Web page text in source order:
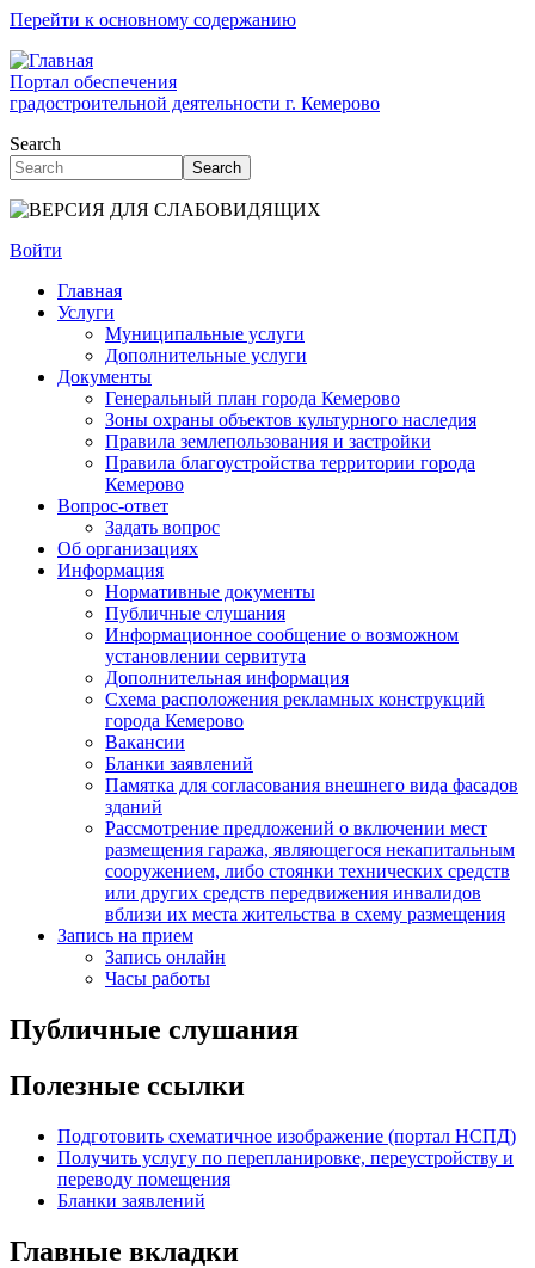
Перейти к основному содержанию
Портал обеспечения
градостроительной деятельности г. Кемерово
Search
Search
Войти
Главная
Услуги
Муниципальные услуги
Дополнительные услуги
Документы
Генеральный план города Кемерово
Зоны охраны объектов культурного наследия
Правила землепользования и застройки
Правила благоустройства территории города
Кемерово
Вопрос-ответ
Задать вопрос
Об организациях
Информация
Нормативные документы
Публичные слушания
Информационное сообщение о возможном
установлении сервитута
Дополнительная информация
Схема расположения рекламных конструкций
города Кемерово
Вакансии
Бланки заявлений
Памятка для согласования внешнего вида фасадов
зданий
Рассмотрение предложений о включении мест
размещения гаража, являющегося некапитальным
сооружением, либо стоянки технических средств
или других средств передвижения инвалидов
вблизи их места жительства в схему размещения
Запись на прием
Запись онлайн
Часы работы
Публичные слушания
Полезные ссылки
Подготовить схематичное изображение (портал НСПД)
Получить услугу по перепланировке, переустройству и
переводу помещения
Бланки заявлений
Главные вкладки